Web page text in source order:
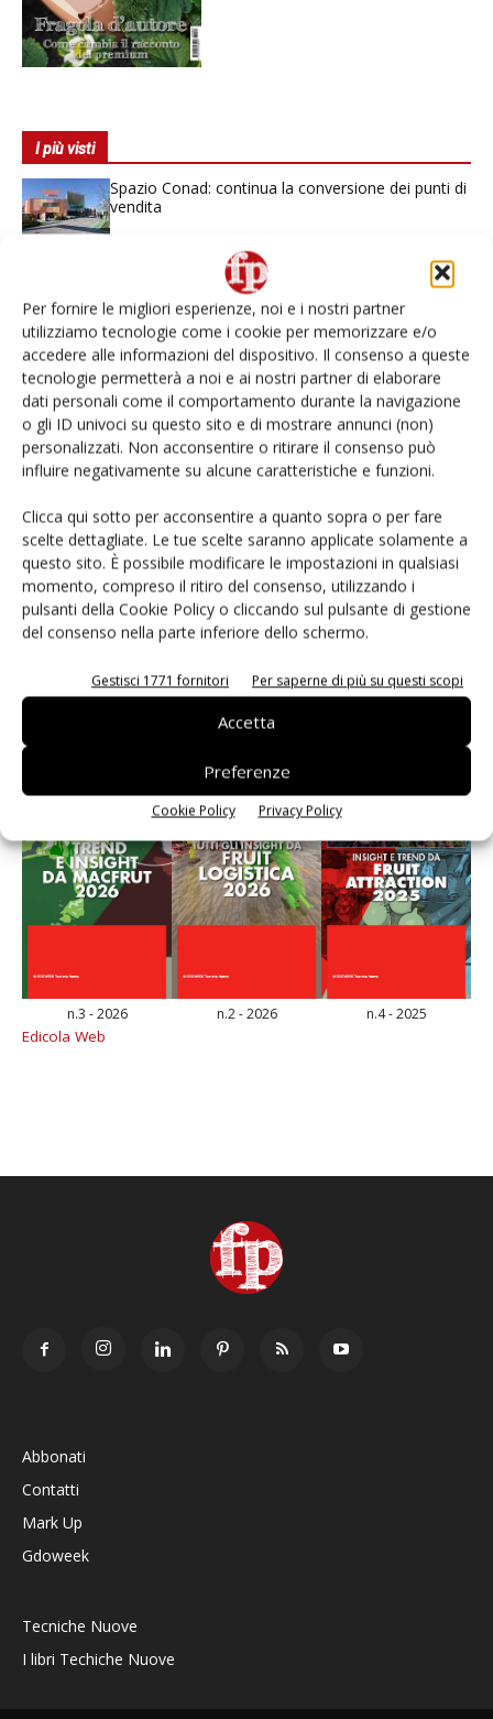
Per fornire le migliori esperienze, noi e i nostri partner
utilizziamo tecnologie come i cookie per memorizzare e/o
accedere alle informazioni del dispositivo. Il consenso a queste
tecnologie permetterà a noi e ai nostri partner di elaborare
dati personali come il comportamento durante la navigazione
o gli ID univoci su questo sito e di mostrare annunci (non)
personalizzati. Non acconsentire o ritirare il consenso può
influire negativamente su alcune caratteristiche e funzioni.
Clicca qui sotto per acconsentire a quanto sopra o per fare
scelte dettagliate. Le tue scelte saranno applicate solamente a
questo sito. È possibile modificare le impostazioni in qualsiasi
momento, compreso il ritiro del consenso, utilizzando i
pulsanti della Cookie Policy o cliccando sul pulsante di gestione
del consenso nella parte inferiore dello schermo.
Gestisci 1771 fornitori Per saperne di più su questi scopi
Accetta
Preferenze
Cookie Policy Privacy Policy
I più visti
Spazio Conad: continua la conversione dei punti di
vendita
Non è una susina: è Metis… e può rivoluzionare la
Andamento prezzi ortofrutta in Italia al 27 luglio
2026
Leonardo Odorizzi: “Dobbiamo creare stupore nel
punto di vendita” #vocidellortofrutta
Known-You Seed Europa e Consorzio Dolce
Passione puntano sull’innovazione del cocomero
n.3 - 2026 n.2 - 2026 n.4 - 2025
Edicola Web
Abbonati
Contatti
Mark Up
Gdoweek
Tecniche Nuove
I libri Techiche Nuove